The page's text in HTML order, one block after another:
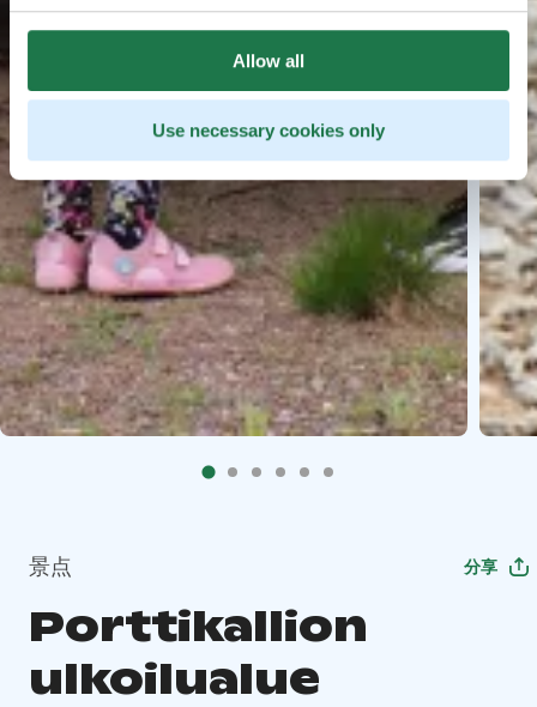
Allow all
Use necessary cookies only
景点 分享
Porttikallion
ulkoilualue